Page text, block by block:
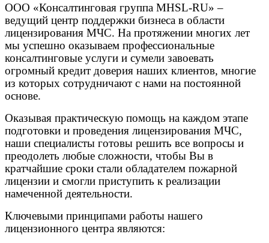
ООО «Консалтинговая группа MHSL-RU» –
ведущий центр поддержки бизнеса в области
лицензирования МЧС. На протяжении многих лет
мы успешно оказываем профессиональные
консалтинговые услуги и сумели завоевать
огромный кредит доверия наших клиентов, многие
из которых сотрудничают с нами на постоянной
основе.
Оказывая практическую помощь на каждом этапе
подготовки и проведения лицензирования МЧС,
наши специалисты готовы решить все вопросы и
преодолеть любые сложности, чтобы Вы в
кратчайшие сроки стали обладателем пожарной
лицензии и смогли приступить к реализации
намеченной деятельности.
Ключевыми принципами работы нашего
лицензионного центра являются: